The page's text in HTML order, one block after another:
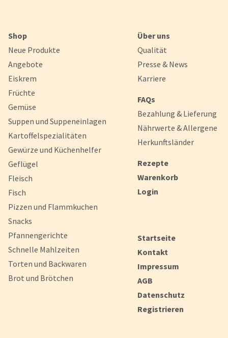
Shop
Neue Produkte
Angebote
Eiskrem
Früchte
Gemüse
Suppen und Suppeneinlagen
Kartoffelspezialitäten
Gewürze und Küchenhelfer
Geflügel
Fleisch
Fisch
Pizzen und Flammkuchen
Snacks
Pfannengerichte
Schnelle Mahlzeiten
Torten und Backwaren
Brot und Brötchen
Über uns
Qualität
Presse & News
Karriere
FAQs
Bezahlung & Lieferung
Nährwerte & Allergene
Herkunftsländer
Rezepte
Warenkorb
Login
Startseite
Kontakt
Impressum
AGB
Datenschutz
Registrieren